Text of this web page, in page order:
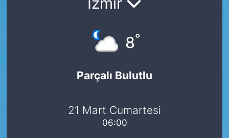
8°
Parçalı Bulutlu
21 Mart Cumartesi
06:00